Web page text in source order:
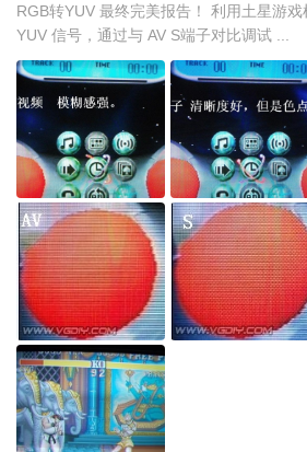
RGB转YUV 最终完美报告！ 利用土星游
YUV 信号，通过与 AV S端子对比调试 ...